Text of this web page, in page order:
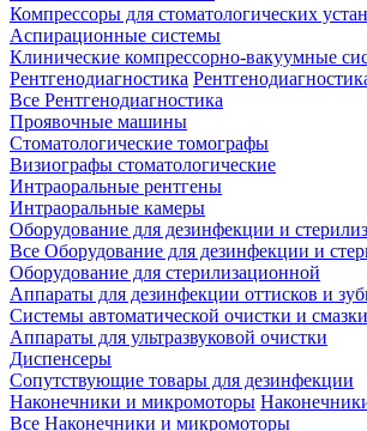
Компрессоры для стоматологических
Аспирационные системы
Клинические компрессорно-вакуумные
Рентгенодиагностика
Все Рентгенодиагностика
Проявочные машины
Стоматологические томографы
Визиографы стоматологические
Интраоральные рентгены
Интраоральные камеры
Оборудование для дезинфекции и
Все Оборудование для дезинфекции и
Оборудование для стерилизационной
Аппараты для дезинфекции оттисков и
Системы автоматической очистки и
Аппараты для ультразвуковой очистки
Диспенсеры
Сопутствующие товары для дезинфекции
Наконечники и микромоторы
Все Наконечники и микромоторы